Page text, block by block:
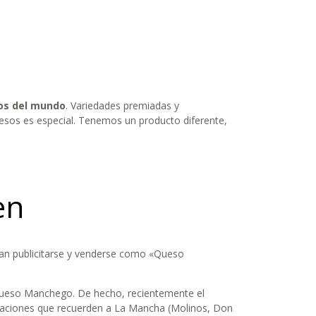
del mundo. Variedades premiadas y
es especial. Tenemos un producto diferente,
publicitarse y venderse como «Queso
Manchego. De hecho, recientemente el
que recuerden a La Mancha (Molinos, Don